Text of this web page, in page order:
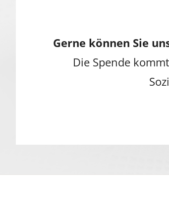
Gerne können Sie
Die Spende